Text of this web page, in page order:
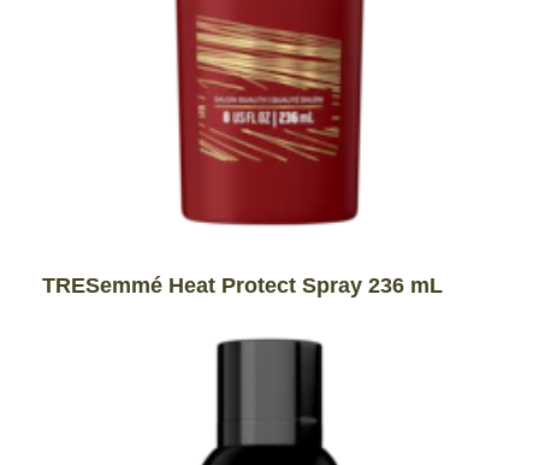
TRESemmé Heat Protect Spray 236 mL